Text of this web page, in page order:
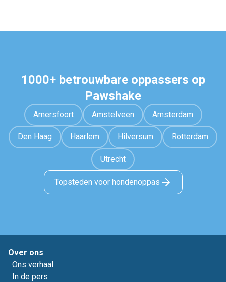
1000+ betrouwbare oppassers op
Pawshake
Amersfoort Amstelveen Amsterdam
Den Haag Haarlem Hilversum Rotterdam
Utrecht
Topsteden voor hondenoppas
Over ons
Ons verhaal
In de pers